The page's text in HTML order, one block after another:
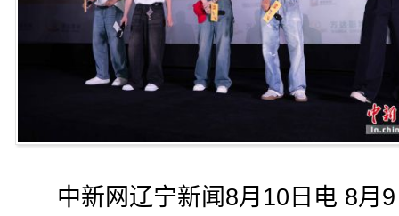
中新网辽宁新闻8月10日电 8月9